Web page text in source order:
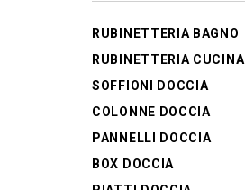
RUBINETTERIA BAGNO
RUBINETTERIA CUCINA
SOFFIONI DOCCIA
COLONNE DOCCIA
PANNELLI DOCCIA
BOX DOCCIA